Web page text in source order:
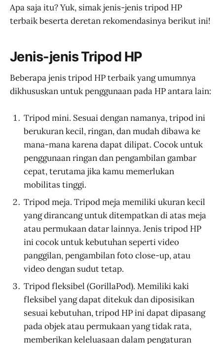
Apa saja itu? Yuk, simak jenis-jenis tripod HP
terbaik beserta deretan rekomendasinya berikut ini!
Jenis-jenis Tripod HP
Beberapa jenis tripod HP terbaik yang umumnya
dikhususkan untuk penggunaan pada HP antara lain:
Tripod mini. Sesuai dengan namanya, tripod ini
berukuran kecil, ringan, dan mudah dibawa ke
mana-mana karena dapat dilipat. Cocok untuk
penggunaan ringan dan pengambilan gambar
cepat, terutama jika kamu memerlukan
mobilitas tinggi.
Tripod meja. Tripod meja memiliki ukuran kecil
yang dirancang untuk ditempatkan di atas meja
atau permukaan datar lainnya. Jenis tripod HP
ini cocok untuk kebutuhan seperti video
panggilan, pengambilan foto close-up, atau
video dengan sudut tetap.
Tripod fleksibel (GorillaPod). Memiliki kaki
fleksibel yang dapat ditekuk dan diposisikan
sesuai kebutuhan, tripod HP ini dapat dipasang
pada objek atau permukaan yang tidak rata,
memberikan keleluasaan dalam pengaturan